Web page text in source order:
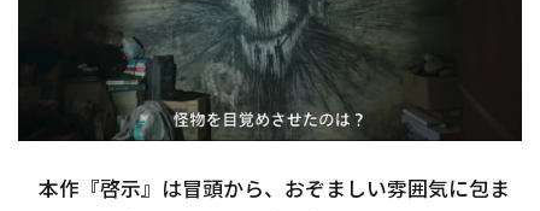
本作『啓示』は冒頭から、おぞましい雰囲気に包ま